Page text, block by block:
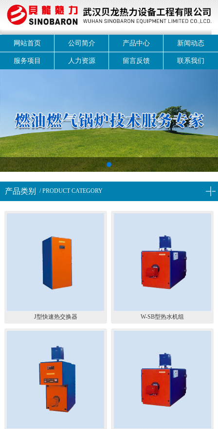
网站首页 公司简介 产品中心 新闻动态
服务项目 人力资源 留言反馈 联系我们
1
产品类别 / PRODUCT CATEGORY
J型快速热交换器 W-SB型热水机组